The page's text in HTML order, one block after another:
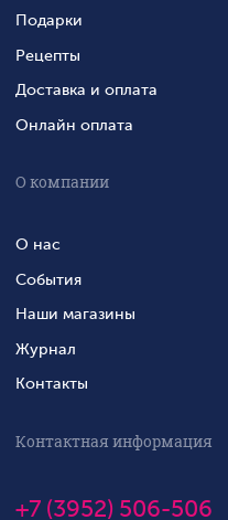
Подарки
Рецепты
Доставка и оплата
Онлайн оплата
О компании
О нас
События
Наши магазины
Журнал
Контакты
Контактная информация
+7 (3952) 506-506